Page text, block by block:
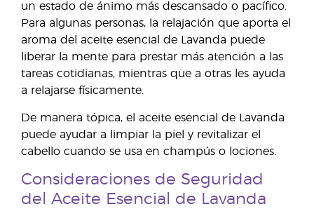
un estado de ánimo más descansado o pacífico.
Para algunas personas, la relajación que aporta el
aroma del aceite esencial de Lavanda puede
liberar la mente para prestar más atención a las
tareas cotidianas, mientras que a otras les ayuda
a relajarse físicamente.
De manera tópica, el aceite esencial de Lavanda
puede ayudar a limpiar la piel y revitalizar el
cabello cuando se usa en champús o lociones.
Consideraciones de Seguridad
del Aceite Esencial de Lavanda